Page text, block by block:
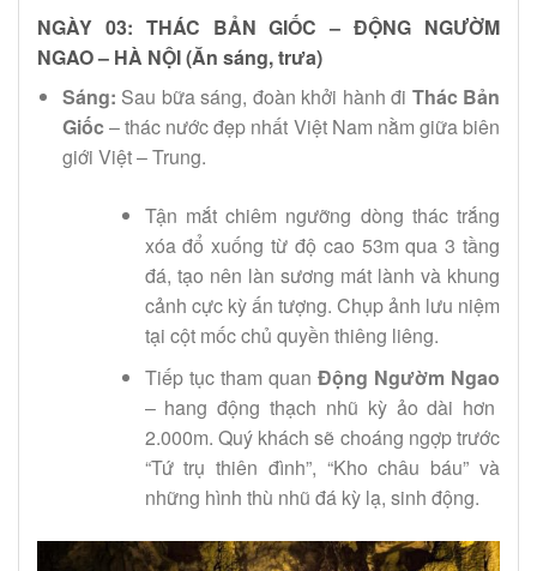
NGÀY 03: THÁC BẢN GIỐC – ĐỘNG NGƯỜM
NGAO – HÀ NỘI (Ăn sáng, trưa)
Sáng: Sau bữa sáng, đoàn khởi hành đi Thác Bản
Giốc – thác nước đẹp nhất Việt Nam nằm giữa biên
giới Việt – Trung.
Tận mắt chiêm ngưỡng dòng thác trắng
xóa đổ xuống từ độ cao 53m qua 3 tầng
đá, tạo nên làn sương mát lành và khung
cảnh cực kỳ ấn tượng. Chụp ảnh lưu niệm
tại cột mốc chủ quyền thiêng liêng.
Tiếp tục tham quan Động Ngườm Ngao
– hang động thạch nhũ kỳ ảo dài hơn
2.000m. Quý khách sẽ choáng ngợp trước
“Tứ trụ thiên đình”, “Kho châu báu” và
những hình thù nhũ đá kỳ lạ, sinh động.